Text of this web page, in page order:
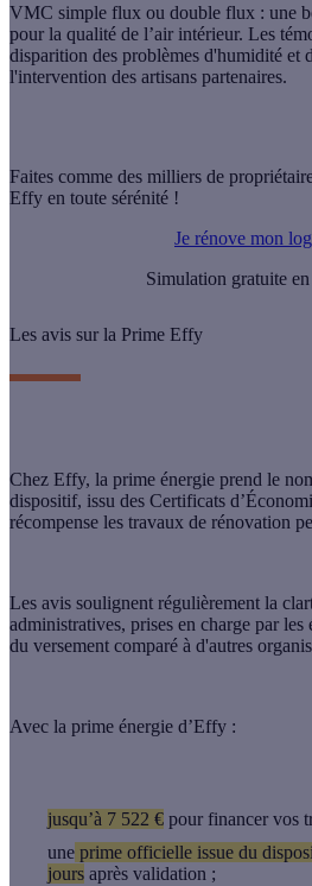
VMC simple flux ou double flux : une
pour la qualité de l’air intérieur. Les
disparition des problèmes d'humidité et
l'intervention des artisans partenaires.
Faites comme des milliers de
Effy en toute sérénité !
Je rénove mon
Simulation gratuite
Les avis sur la Prime Effy
Chez Effy, la prime énergie prend le
dispositif, issu des Certificats
récompense les travaux de rénovation
Les avis soulignent régulièrement la
administratives, prises en charge par
du versement comparé à d'autres
Avec la prime énergie d’Effy :
jusqu’à 7 522 € pour financer vos
une prime officielle issue du
jours après validation ;